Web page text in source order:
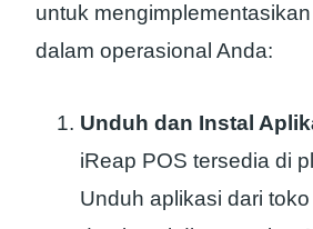
untuk
dalam operasional Anda:
Unduh dan Instal
iReap POS tersedia di
Unduh aplikasi dari